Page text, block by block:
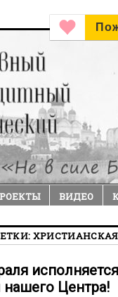
ВИДЕО
нашего Центра!